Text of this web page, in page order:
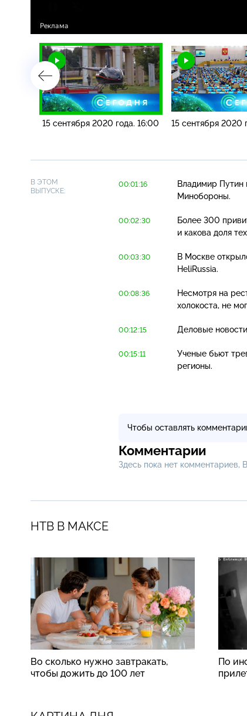
15 сентября 2020 года. 16:00 15 сентября 2020
В ЭТОМ
ВЫПУСКЕ:
00:01:16
Владимир Путин
Минобороны.
00:02:30
Более 300
и какова доля
00:03:30
В Москве
HeliRussia.
00:08:36
Несмотря на
холокоста, не
00:12:15 Деловые новости
00:15:11 Ученые бьют
регионы.
Чтобы оставлять
Комментарии
Здесь пока нет
НТВ В МАКСЕ
Во сколько нужно завтракать,
чтобы дожить до 100 лет
По